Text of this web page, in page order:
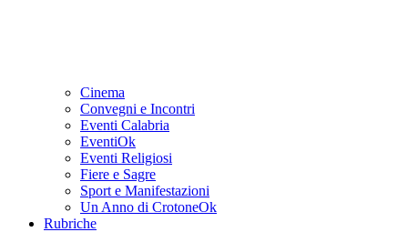
Cinema
Convegni e Incontri
Eventi Calabria
EventiOk
Eventi Religiosi
Fiere e Sagre
Sport e Manifestazioni
Un Anno di CrotoneOk
Rubriche